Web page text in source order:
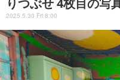
りつぶせ 4枚目の写
2025.5.30 Fri 8:00